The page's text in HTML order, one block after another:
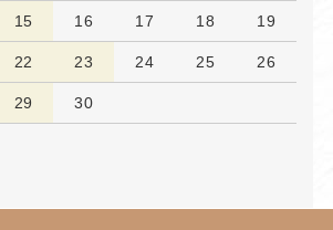
15 16 17 18 19
22 23 24 25 26
29 30